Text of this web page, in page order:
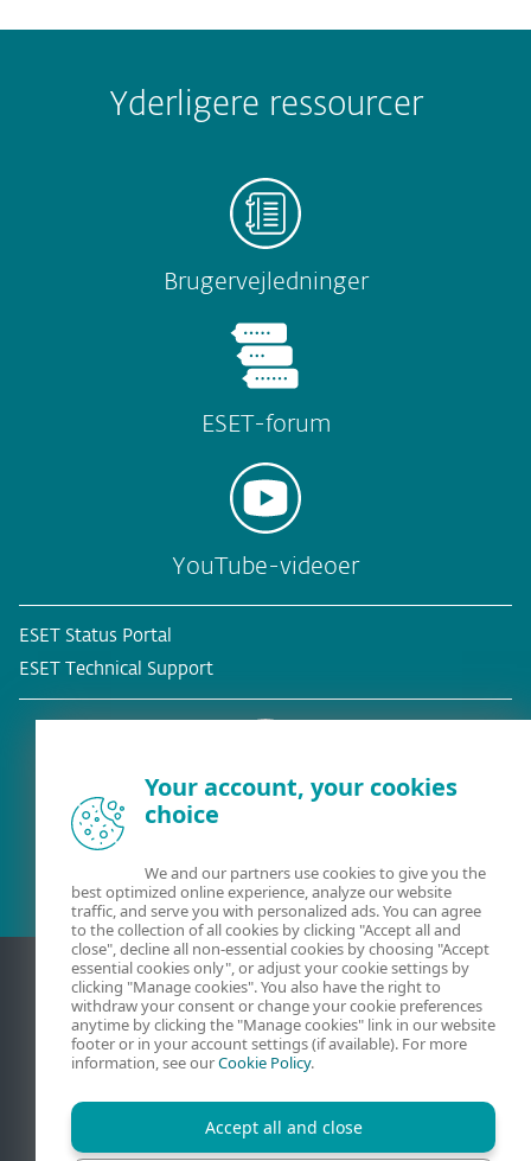
Yderligere ressourcer
Brugervejledninger
ESET-forum
YouTube-videoer
ESET Status Portal
ESET Technical Support
Eksisterende kunde?
Your account, your cookies
choice
We and our partners use cookies to give you the
best optimized online experience, analyze our website
traffic, and serve you with personalized ads. You can agree
to the collection of all cookies by clicking "Accept all and
close", decline all non-essential cookies by choosing "Accept
essential cookies only", or adjust your cookie settings by
clicking "Manage cookies". You also have the right to
withdraw your consent or change your cookie preferences
anytime by clicking the "Manage cookies" link in our website
footer or in your account settings (if available). For more
information, see ourCookie Policy.
Accept all and close